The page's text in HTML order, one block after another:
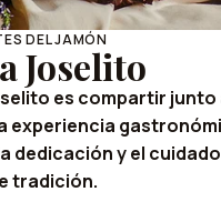
DEL JAMÓN
Joselito
es compartir junto
experiencia
dedicación y el
tradición.